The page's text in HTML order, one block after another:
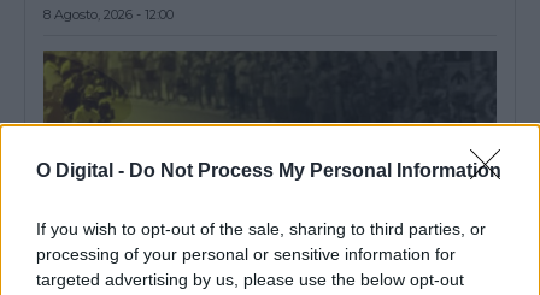
O Digital - Do Not Process My Personal Information
If you wish to opt-out of the sale, sharing to third parties, or
processing of your personal or sensitive information for
targeted advertising by us, please use the below opt-out
8 Agosto, 2026 - 12:00